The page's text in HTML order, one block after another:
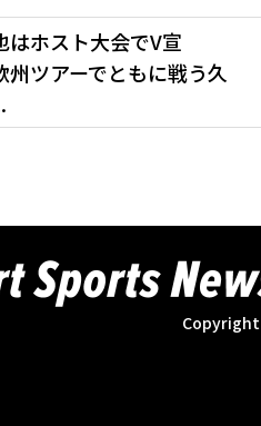
はホスト大会でV宣
ツアーでともに戦う久